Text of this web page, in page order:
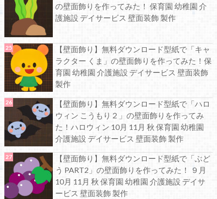
の壁面飾りを作ってみた！ 保育園 幼稚園 介
護施設 デイサービス 壁面装飾 製作
【壁面飾り】無料ダウンロード型紙で「キャ
ラクター くま」の壁面飾りを作ってみた！保
育園 幼稚園 介護施設 デイサービス 壁面装飾
製作
【壁面飾り】無料ダウンロード型紙で「ハロ
ウィン こうもり２」の壁面飾りを作ってみ
た！ハロウィン 10月 11月 秋 保育園 幼稚園
介護施設 デイサービス 壁面装飾 製作
【壁面飾り】無料ダウンロード型紙で「ぶど
う PART2」の壁面飾りを作ってみた！ ９月
10月 11月 秋 保育園 幼稚園 介護施設 デイサ
ービス 壁面装飾 製作